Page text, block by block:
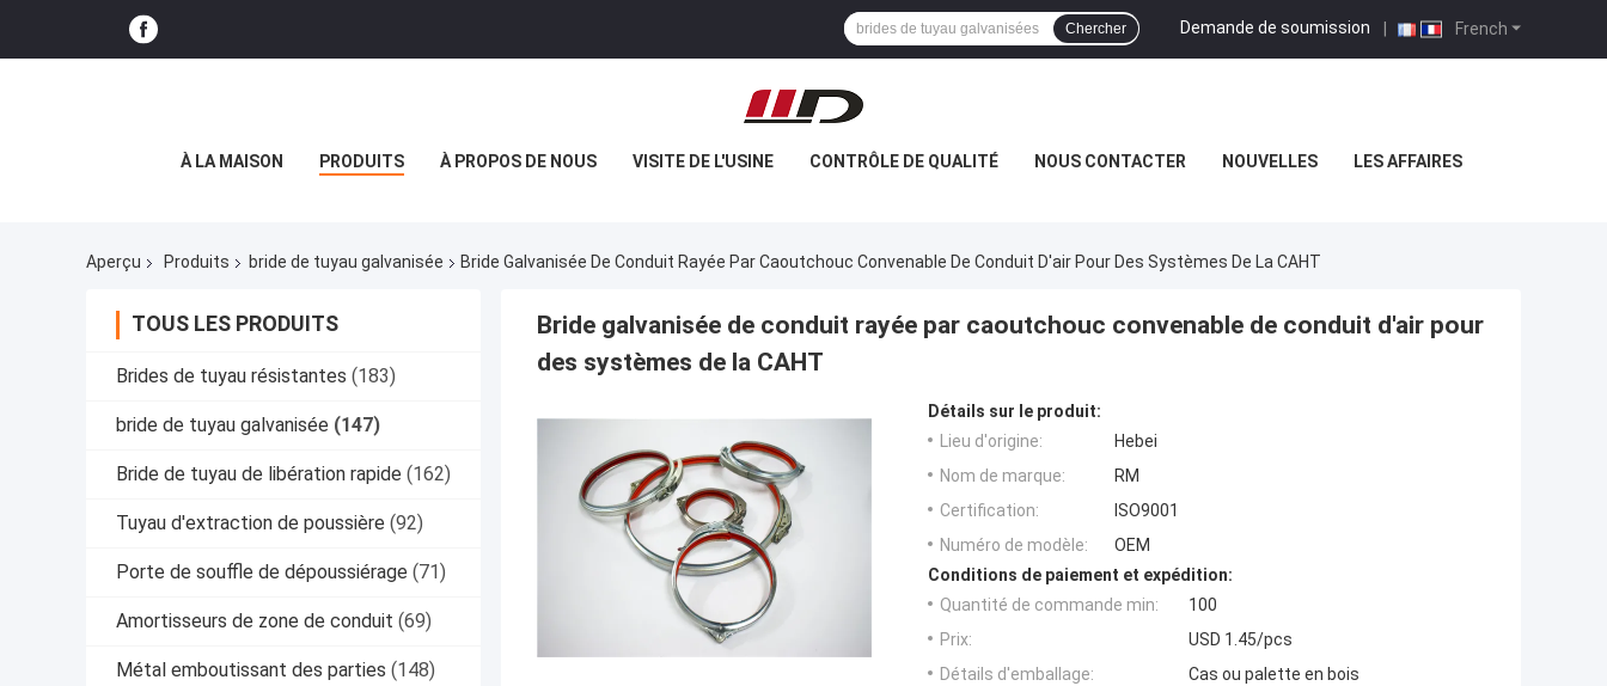
French
Demande de soumission |
Chercher
À LA MAISON PRODUITS À PROPOS DE NOUS VISITE DE L'USINE CONTRÔLE DE QUALITÉ NOUS CONTACTER NOUVELLES LES AFFAIRES
Aperçu Produits bride de tuyau galvanisée Bride Galvanisée De Conduit Rayée Par Caoutchouc Convenable De Conduit D'air Pour Des Systèmes De La CAHT
TOUS LES PRODUITS
Brides de tuyau résistantes (183)
bride de tuyau galvanisée (147)
Bride de tuyau de libération rapide (162)
Tuyau d'extraction de poussière (92)
Porte de souffle de dépoussiérage (71)
Amortisseurs de zone de conduit (69)
Métal emboutissant des parties (148)
Bride galvanisée de conduit rayée par caoutchouc convenable de conduit d'air pour
des systèmes de la CAHT
Détails sur le produit:
Lieu d'origine:
Hebei
Nom de marque:
RM
Certification:
ISO9001
Numéro de modèle:
OEM
Conditions de paiement et expédition:
Quantité de commande min:
100
Prix:
USD 1.45/pcs
Détails d'emballage:
Cas ou palette en bois